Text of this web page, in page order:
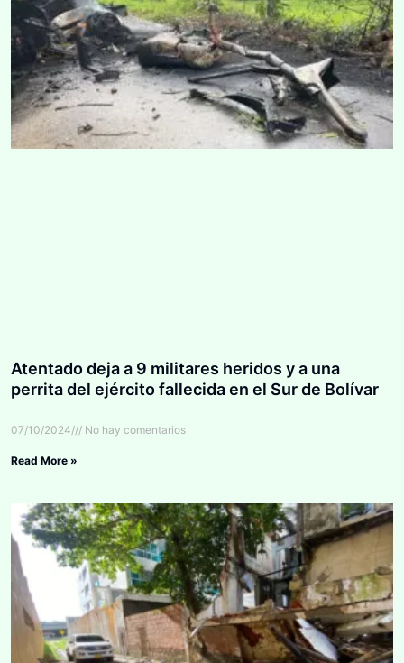
Atentado deja a 9 militares heridos y a una
perrita del ejército fallecida en el Sur de Bolívar
07/10/2024 No hay comentarios
Read More »